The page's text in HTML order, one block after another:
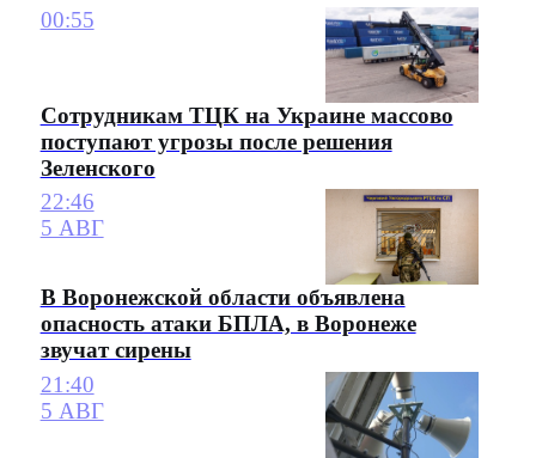
00:55
Сотрудникам ТЦК на Украине массово
поступают угрозы после решения
Зеленского
22:46
5 АВГ
В Воронежской области объявлена
опасность атаки БПЛА, в Воронеже
звучат сирены
21:40
5 АВГ